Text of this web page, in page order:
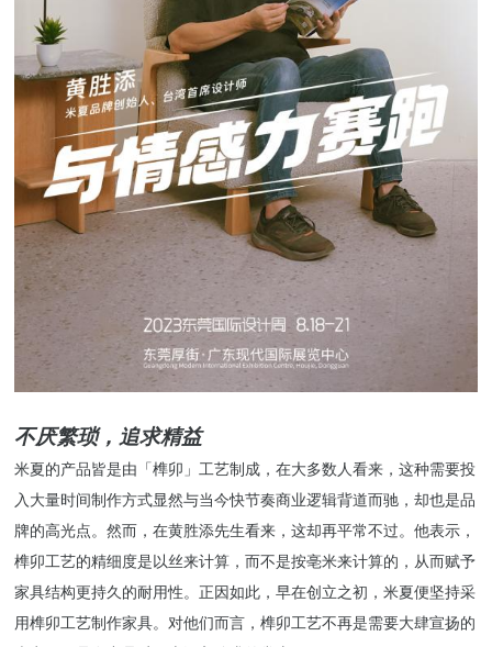
不厌繁琐，追求精益
米夏的产品皆是由「榫卯」工艺制成，在大多数人看来，这种需要投
入大量时间制作方式显然与当今快节奏商业逻辑背道而驰，却也是品
牌的高光点。然而，在黄胜添先生看来，这却再平常不过。他表示，
榫卯工艺的精细度是以丝来计算，而不是按亳米来计算的，从而赋予
家具结构更持久的耐用性。正因如此，早在创立之初，米夏便坚持采
用榫卯工艺制作家具。对他们而言，榫卯工艺不再是需要大肆宣扬的